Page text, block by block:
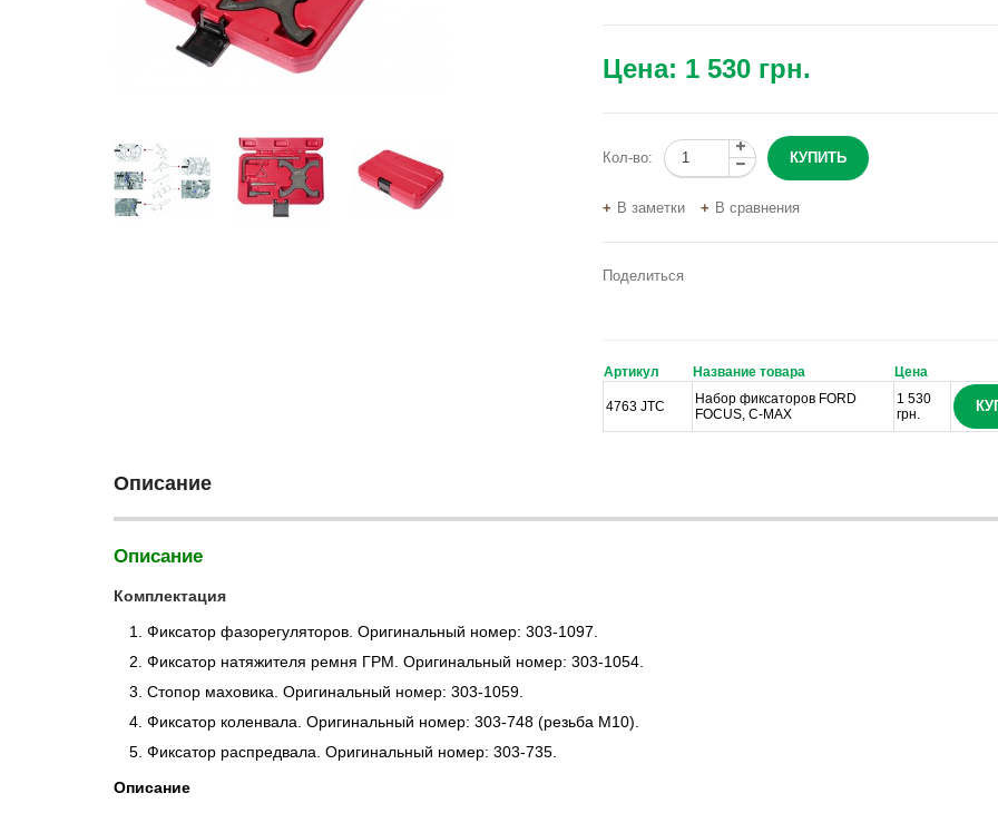
Цена: 1 530 грн.
Кол-во:
В заметки В сравнения
Поделиться
Артикул Название товара Цена
4763 JTC
Набор фиксаторов FORD
FOCUS, C-MAX
1 530
грн.
Описание
Описание
Комплектация
Фиксатор фазорегуляторов. Оригинальный номер: 303-1097.
Фиксатор натяжителя ремня ГРМ. Оригинальный номер: 303-1054.
Стопор маховика. Оригинальный номер: 303-1059.
Фиксатор коленвала. Оригинальный номер: 303-748 (резьба М10).
Фиксатор распредвала. Оригинальный номер: 303-735.
Описание